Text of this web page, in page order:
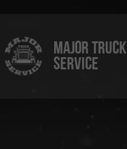
Major TRUCK
service